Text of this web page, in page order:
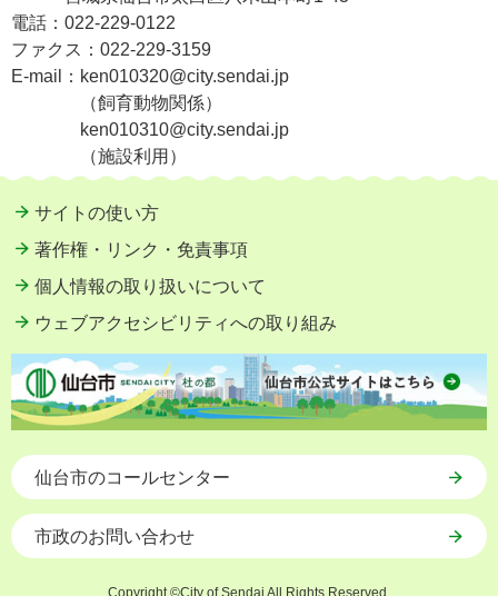
電話： 022-229-0122
ファクス： 022-229-3159
E-mail： ken010320@city.sendai.jp
（飼育動物関係）
ken010310@city.sendai.jp
（施設利用）
サイトの使い方
著作権・リンク・免責事項
個人情報の取り扱いについて
ウェブアクセシビリティへの取り組み
仙台市のコールセンター
市政のお問い合わせ